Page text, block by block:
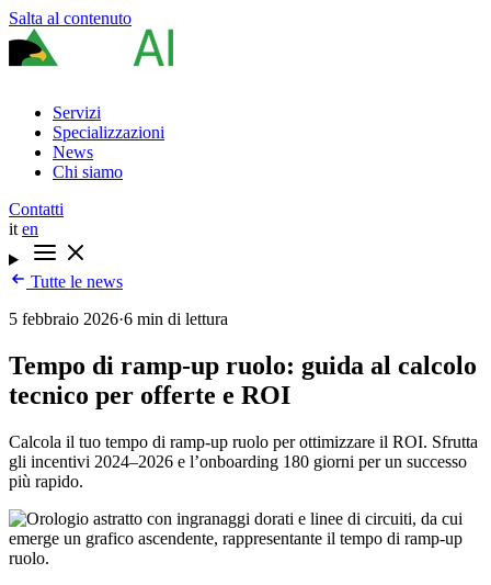
Salta al contenuto
Servizi
Specializzazioni
News
Chi siamo
Contatti
it en
Tutte le news
5 febbraio 2026·6 min di lettura
Tempo di ramp-up ruolo: guida al calcolo
tecnico per offerte e ROI
Calcola il tuo tempo di ramp-up ruolo per ottimizzare il ROI. Sfrutta
gli incentivi 2024–2026 e l’onboarding 180 giorni per un successo
più rapido.